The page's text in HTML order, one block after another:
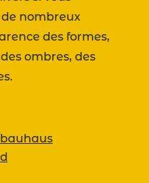
nombreux
des formes,
ombres, des